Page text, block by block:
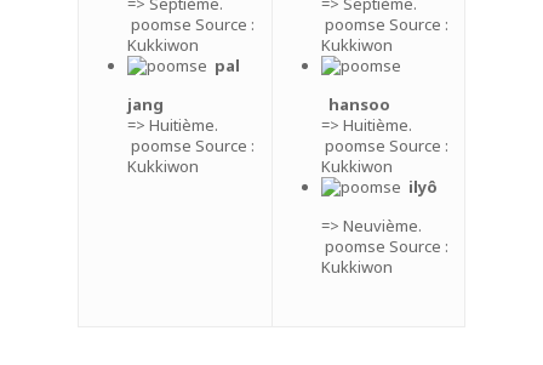
poomse Source :
Kukkiwon
pal
jang
=> Huitième.
poomse Source :
Kukkiwon
poomse Source :
Kukkiwon
hansoo
=> Huitième.
poomse Source :
Kukkiwon
ilyô
=> Neuvième.
poomse Source :
Kukkiwon
Actualités
Histoire en Image
Stage
Album de Voyages
Vie du club
Lexique
Poomsés
Photos
Presse
Seoul National
Français
Français
English